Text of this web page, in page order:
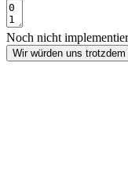
Noch nicht
Wir würden uns